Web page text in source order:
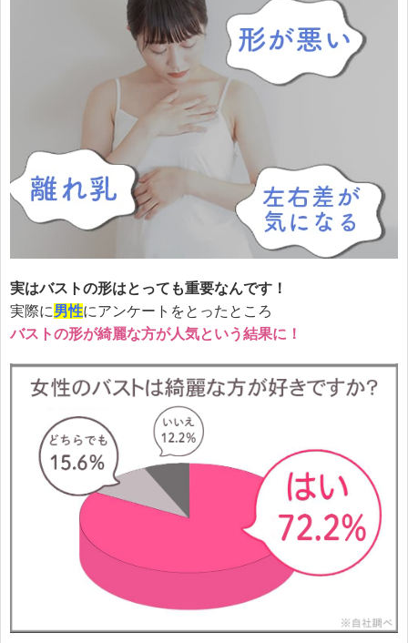
実はバストの形はとっても重要なんです！
実際に男性にアンケートをとったところ
バストの形が綺麗な方が人気という結果に！